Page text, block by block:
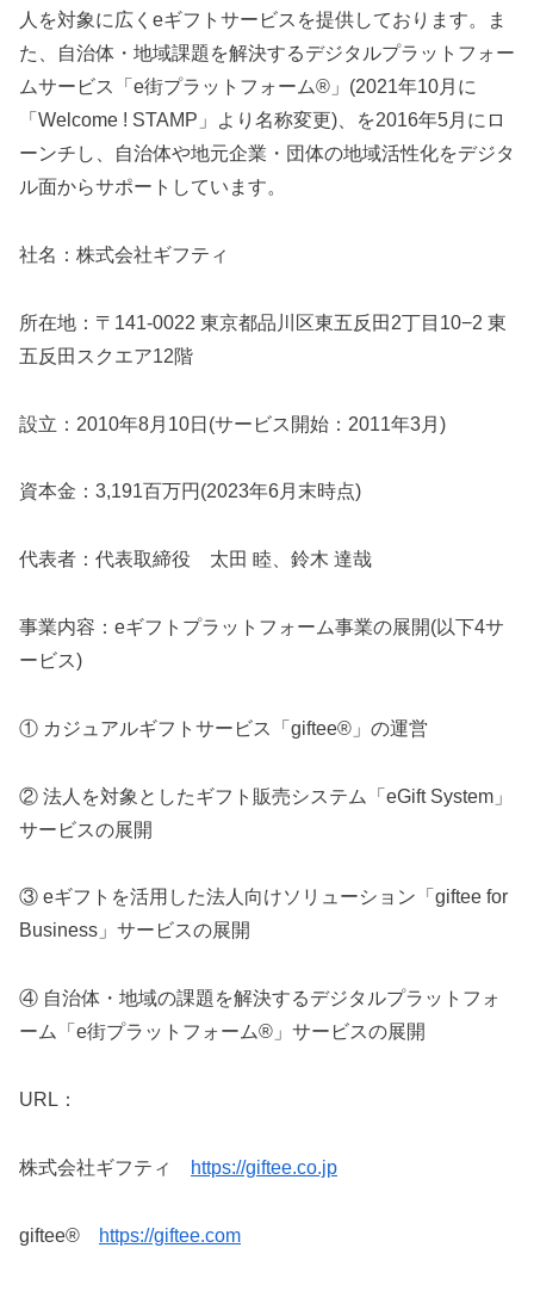
人を対象に広くeギフトサービスを提供しております。ま
た、自治体・地域課題を解決するデジタルプラットフォー
ムサービス「e街プラットフォーム®」(2021年10月に
「Welcome ! STAMP」より名称変更)、を2016年5月にロ
ーンチし、自治体や地元企業・団体の地域活性化をデジタ
ル面からサポートしています。
社名：株式会社ギフティ
所在地：〒141-0022 東京都品川区東五反田2丁目10−2 東
五反田スクエア12階
設立：2010年8月10日(サービス開始：2011年3月)
資本金：3,191百万円(2023年6月末時点)
代表者：代表取締役 太田 睦、鈴木 達哉
事業内容：eギフトプラットフォーム事業の展開(以下4サ
ービス)
① カジュアルギフトサービス「giftee®」の運営
② 法人を対象としたギフト販売システム「eGift System」
サービスの展開
③ eギフトを活用した法人向けソリューション「giftee for
Business」サービスの展開
④ 自治体・地域の課題を解決するデジタルプラットフォ
ーム「e街プラットフォーム®」サービスの展開
URL：
株式会社ギフティ https://giftee.co.jp
giftee® https://giftee.com